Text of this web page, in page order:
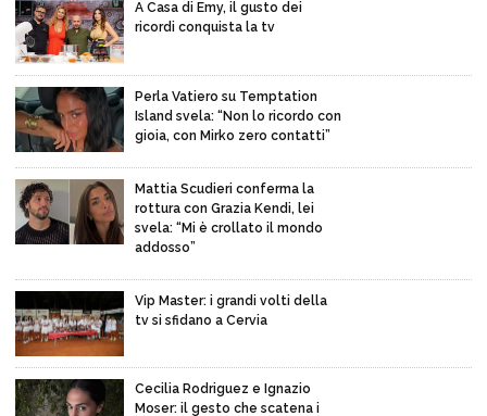
A Casa di Emy, il gusto dei
ricordi conquista la tv
Perla Vatiero su Temptation
Island svela: “Non lo ricordo con
gioia, con Mirko zero contatti”
Mattia Scudieri conferma la
rottura con Grazia Kendi, lei
svela: “Mi è crollato il mondo
addosso”
Vip Master: i grandi volti della
tv si sfidano a Cervia
Cecilia Rodriguez e Ignazio
Moser: il gesto che scatena i